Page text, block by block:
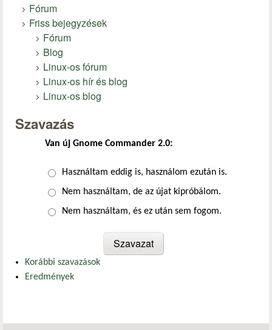
Fórum
Friss bejegyzések
Fórum
Blog
Linux-os fórum
Linux-os hír és blog
Linux-os blog
Szavazás
Van új Gnome Commander 2.0:
Választások
Használtam eddig is, használom ezután is.
Nem használtam, de az újat kipróbálom.
Nem használtam, és ez után sem fogom.
Korábbi szavazások
Eredmények